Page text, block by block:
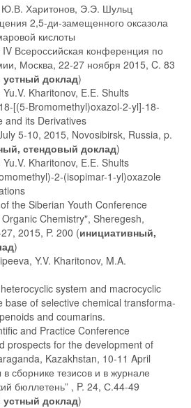
Харитонов, Э.Э. Шульц
2,5-ди-замещенного оксазола
кислоты
IV Всероссийская конференция по
Москва, 22-27 ноября 2015, C. 83
доклад)
Kharitonov, E.E. Shults
[(5-Bromomethyl)oxazol-2-yl]-18-
and its Derivatives
5-10, 2015, Novosibirsk, Russia, p.
стендовый доклад)
Kharitonov, E.E. Shults
2-(isopimar-1-yl)oxazole
the Siberian Youth Conference
Chemistry", Sheregesh,
2015, P. 200 (инициативный,
)
Y.V. Kharitonov, M.A.
system and macrocyclic
base of selective chemical transforma-
and coumarins.
and Practice Conference
prospects for the development of
Kazakhstan, 10-11 April
сборнике тезисов и в журнале
бюллетень” , P. 24, С.44-49
доклад)